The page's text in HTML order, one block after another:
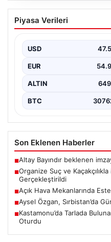
Organize Suç ve
Toplantısı
kaçakçılık ve organize
almak…
Piyasa Verileri
USD
EUR
ALTIN
BTC
Son Eklenen Haberler
■Altay Bayındır beklenen
■Organize Suç ve
Gerçekleştirildi
■Açık Hava Mekanlarında
■Aysel Özgan, Sırbistan’da
■Kastamonu’da Tarlada
Oturdu